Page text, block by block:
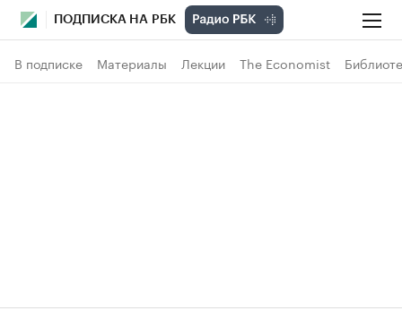
ПОДПИСКА НА РБК
В подписке Материалы Лекции The Economist